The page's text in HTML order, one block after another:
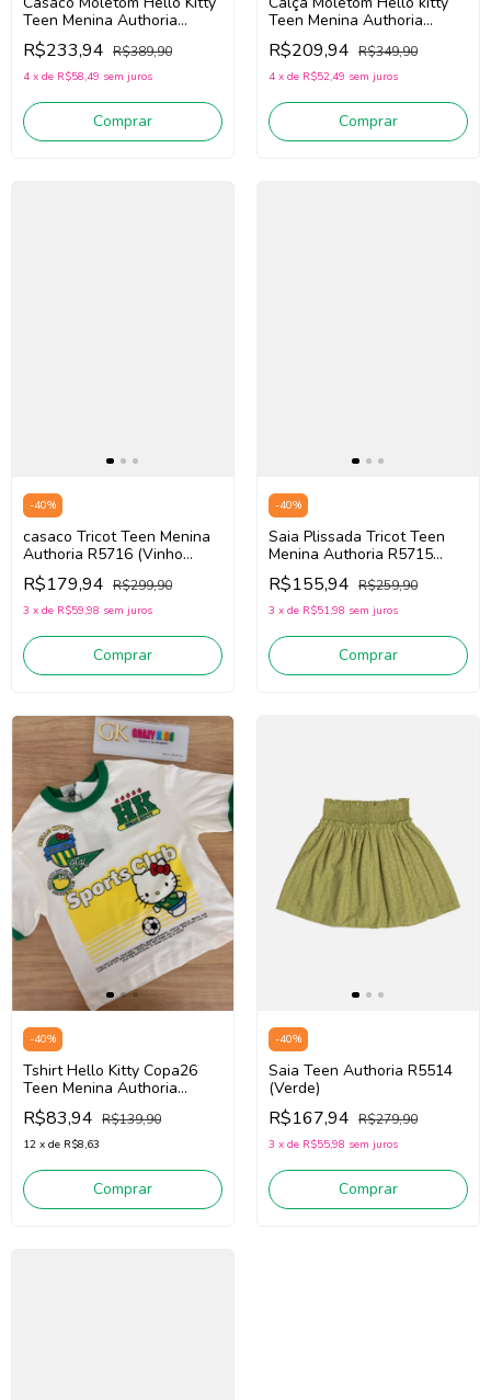
Teen Menina Authoria
R5455 (Vinho bordô)
R$233,94 R$389,90
4 x de R$58,49 sem juros
Comprar
Teen Menina Authoria
R5472 (Vinho Bordô)
R$209,94 R$349,90
4 x de R$52,49 sem juros
Comprar
-40%
casaco Tricot Teen Menina
Authoria R5716 (Vinho
Bordô)
R$179,94 R$299,90
3 x de R$59,98 sem juros
Comprar
-40%
Saia Plissada Tricot Teen
Menina Authoria R5715
(Vinho Bordô)
R$155,94 R$259,90
3 x de R$51,98 sem juros
Comprar
-40%
Tshirt Hello Kitty Copa26
Teen Menina Authoria
R6220 (Branco/Verde)
R$83,94 R$139,90
12 x de R$8,63
Comprar
-40%
Saia Teen Authoria R5514
(Verde)
R$167,94 R$279,90
3 x de R$55,98 sem juros
Comprar